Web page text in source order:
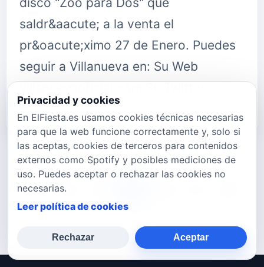
saldr&aacute; a la venta el
pr&oacute;ximo 27 de Enero. Puedes
seguir a Villanueva en: Su Web
twitter.com…
752 753
Privacidad y cookies
En ElFiesta.es usamos cookies técnicas necesarias
para que la web funcione correctamente y, solo si
las aceptas, cookies de terceros para contenidos
externos como Spotify y posibles mediciones de
uso. Puedes aceptar o rechazar las cookies no
necesarias.
Leer política de cookies
Rechazar Aceptar